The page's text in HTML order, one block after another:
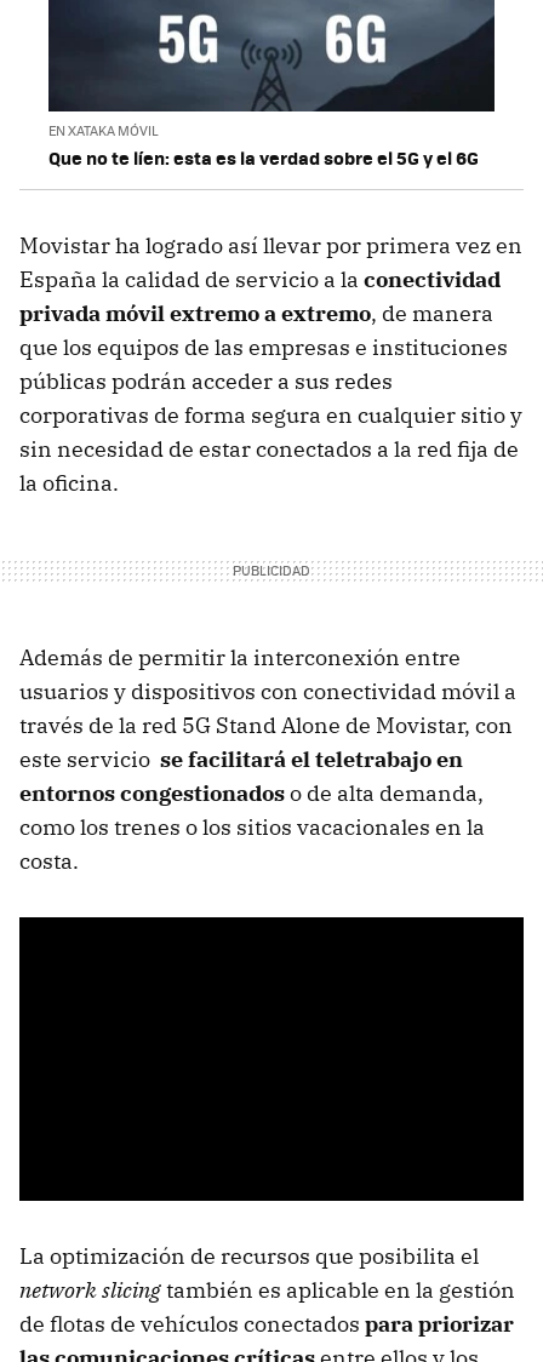
EN XATAKA MÓVIL
Que no te líen: esta es la verdad sobre el 5G y el 6G
Movistar ha logrado así llevar por primera vez en
España la calidad de servicio a la conectividad
privada móvil extremo a extremo, de manera
que los equipos de las empresas e instituciones
públicas podrán acceder a sus redes
corporativas de forma segura en cualquier sitio y
sin necesidad de estar conectados a la red fija de
la oficina.
Además de permitir la interconexión entre
usuarios y dispositivos con conectividad móvil a
través de la red 5G Stand Alone de Movistar, con
este servicio se facilitará el teletrabajo en
entornos congestionadoso de alta demanda,
como los trenes o los sitios vacacionales en la
costa.
La optimización de recursos que posibilita el
network slicingtambién es aplicable en la gestión
de flotas de vehículos conectados para priorizar